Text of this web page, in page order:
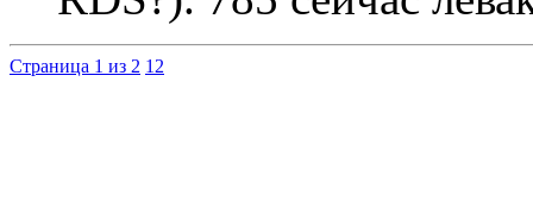
Страница 1 из 2 1 2